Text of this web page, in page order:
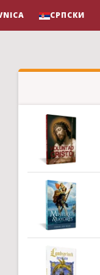
СРПСКИ